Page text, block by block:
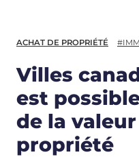
ACHAT DE PROPRIÉTÉ
Villes
est
de la
propriété